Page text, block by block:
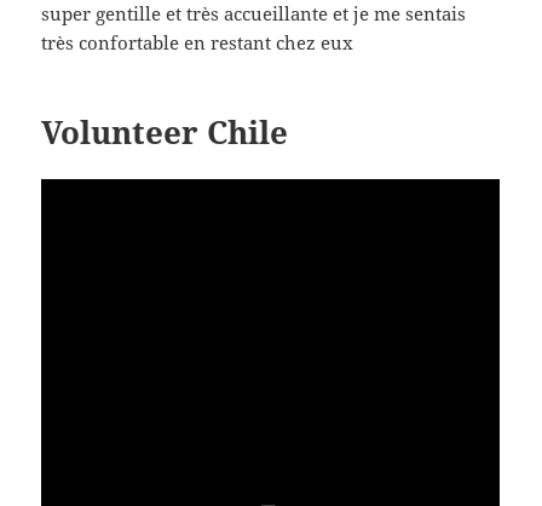
super gentille et très accueillante et je me sentais
très confortable en restant chez eux
Volunteer Chile